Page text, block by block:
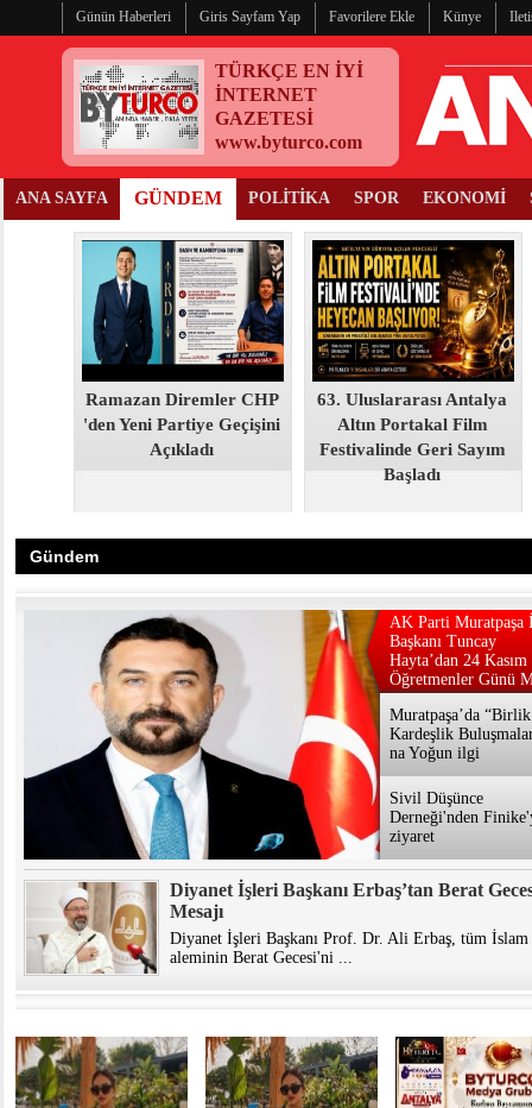
Günün Haberleri Giris Sayfam Yap Favorilere Ekle Künye
TÜRKÇE EN İYİ
İNTERNET
GAZETESİ
www.byturco.com
ANA SAYFA GÜNDEM POLİTİKA SPOR EKONOMİ
Ramazan Diremler CHP
'den Yeni Partiye Geçişini
Açıkladı
63. Uluslararası Antalya
Altın Portakal Film
Festivalinde Geri Sayım
Başladı
Gündem
AK Parti Muratpaşa
Başkanı Tuncay
Hayta’dan 24 Kasım
Öğretmenler Günü
Muratpaşa’da
Kardeşlik
na Yoğun ilgi
Sivil Düşünce
Derneği'nden
ziyaret
Diyanet İşleri Başkanı Erbaş’tan Berat
Mesajı
Diyanet İşleri Başkanı Prof. Dr. Ali Erbaş, tüm İslam
aleminin Berat Gecesi'ni ...